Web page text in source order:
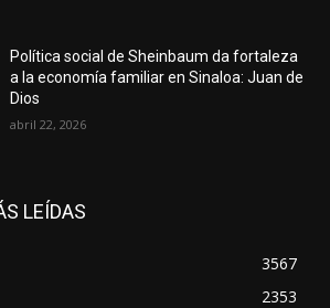
Política social de Sheinbaum da fortaleza
a la economía familiar en Sinaloa: Juan de
Dios
abril 22, 2026
LEÍDAS
3567
2353